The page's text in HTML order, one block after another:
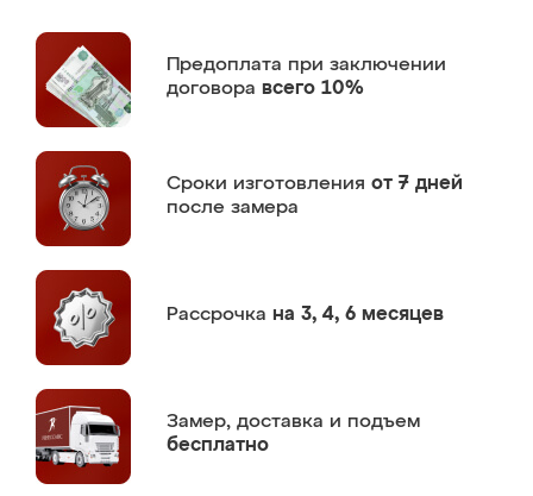
Предоплата при заключении
договора всего 10%
Сроки изготовления от 7 дней
после замера
Рассрочка на 3, 4, 6 месяцев
Замер, доставка и подъем
бесплатно